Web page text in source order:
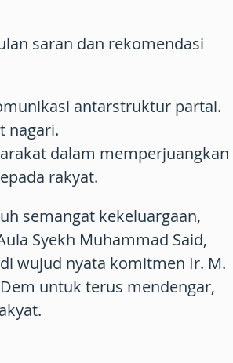
saran dan rekomendasi
antarstruktur partai.
nagari.
dalam memperjuangkan
rakyat.
semangat kekeluargaan,
Syekh Muhammad Said,
wujud nyata komitmen Ir. M.
untuk terus mendengar,